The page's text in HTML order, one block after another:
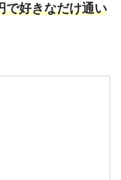
で好きなだけ通い